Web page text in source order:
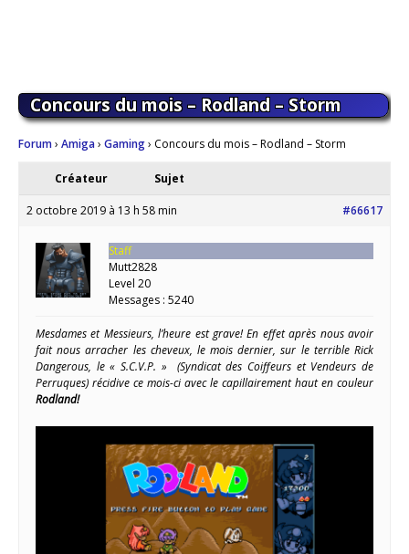
Concours du mois – Rodland – Storm
Forum› Amiga› Gaming› Concours du mois – Rodland – Storm
Créateur Sujet
2 octobre 2019 à 13 h 58 min #66617
Staff
Mutt2828
Level 20
Messages : 5240
Mesdames et Messieurs, l’heure est grave! En effet après nous avoir
fait nous arracher les cheveux, le mois dernier, sur le terrible Rick
Dangerous, le « S.C.V.P. » (Syndicat des Coiffeurs et Vendeurs de
Perruques) récidive ce mois-ci avec le capillairement haut en couleur
Rodland!